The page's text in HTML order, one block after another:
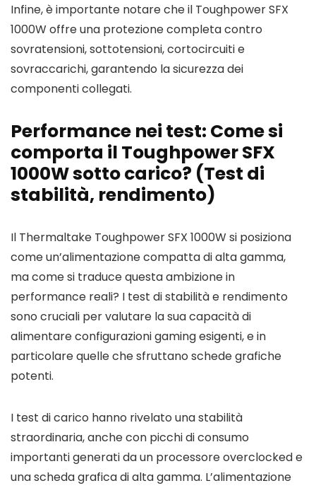
Infine, è importante notare che il Toughpower SFX
1000W offre una protezione completa contro
sovratensioni, sottotensioni, cortocircuiti e
sovraccarichi, garantendo la sicurezza dei
componenti collegati.
Performance nei test: Come si
comporta il Toughpower SFX
1000W sotto carico? (Test di
stabilità, rendimento)
Il Thermaltake Toughpower SFX 1000W si posiziona
come un’alimentazione compatta di alta gamma,
ma come si traduce questa ambizione in
performance reali? I test di stabilità e rendimento
sono cruciali per valutare la sua capacità di
alimentare configurazioni gaming esigenti, e in
particolare quelle che sfruttano schede grafiche
potenti.
I test di carico hanno rivelato una stabilità
straordinaria, anche con picchi di consumo
importanti generati da un processore overclocked e
una scheda grafica di alta gamma. L’alimentazione